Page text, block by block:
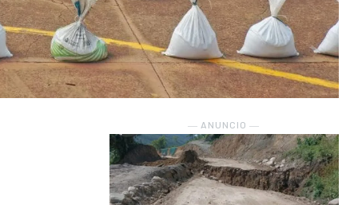
― ANUNCIO ―